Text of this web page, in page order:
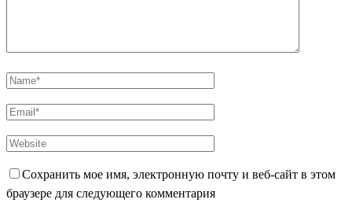
Сохранить мое имя, электронную почту и веб-сайт в этом
браузере для следующего комментария